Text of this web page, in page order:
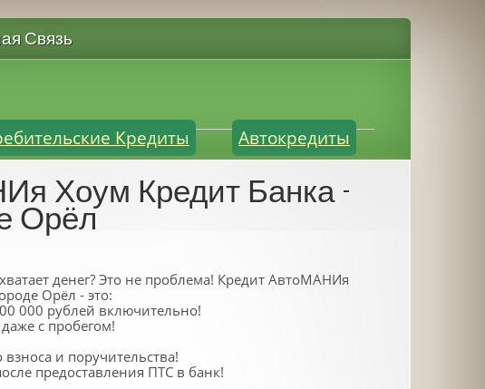
Связь
Кредиты Автокредиты
Хоум Кредит Банка -
Орёл
денег? Это не проблема! Кредит АвтоМАНИя
Орёл - это:
000 рублей включительно!
с пробегом!
и поручительства!
предоставления ПТС в банк!